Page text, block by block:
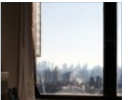
mere end pæne vægge.
Det handler om at
understøtte
arbejdsmiljøet, signalere
kvalitet over for
kunderne og beskytt...